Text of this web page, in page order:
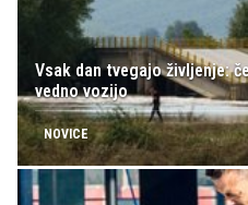
Vsak dan tvegajo življenje:
vedno vozijo
NOVICE